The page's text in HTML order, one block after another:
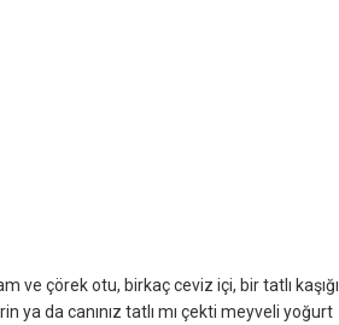
ve çörek otu, birkaç ceviz içi, bir tatlı kaşığı
ya da canınız tatlı mı çekti meyveli yoğurt